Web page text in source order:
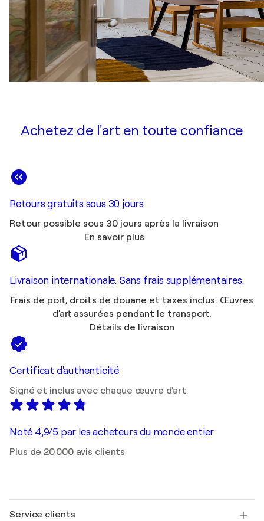
Achetez de l'art en toute confiance
Retours gratuits sous 30 jours
Retour possible sous 30 jours après la livraison
En savoir plus
Livraison internationale. Sans frais supplémentaires.
Frais de port, droits de douane et taxes inclus. Œuvres
d'art assurées pendant le transport.
Détails de livraison
Certificat d'authenticité
Signé et inclus avec chaque œuvre d'art
Noté 4,9/5 par les acheteurs du monde entier
Plus de 20 000 avis clients
Service clients